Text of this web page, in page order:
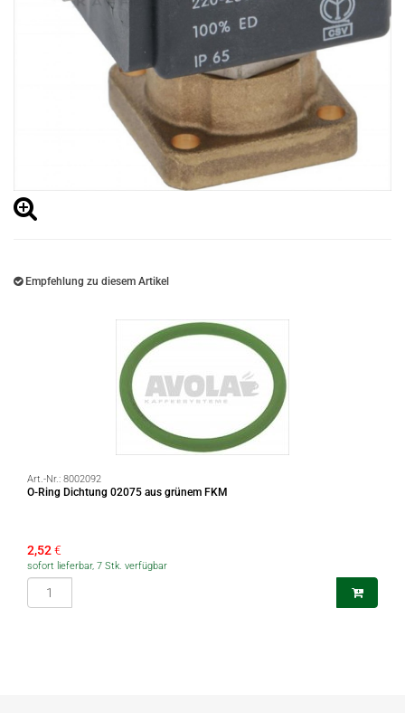
Empfehlung zu diesem Artikel
Art.-Nr.: 8002092
O-Ring Dichtung 02075 aus grünem FKM
2,52€
sofort lieferbar, 7 Stk. verfügbar